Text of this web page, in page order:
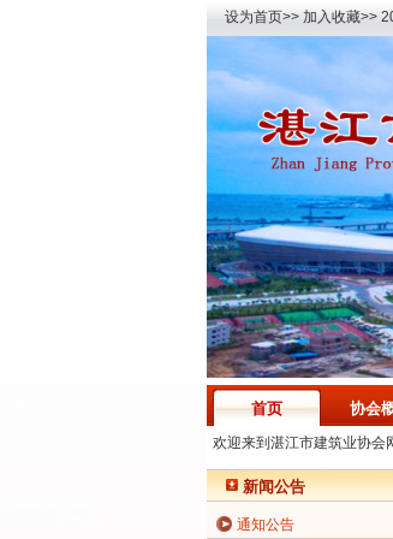
设为首页>> 加入收藏>>
首页
欢迎来到湛江市建筑业协会
协会
新闻公告
通知公告